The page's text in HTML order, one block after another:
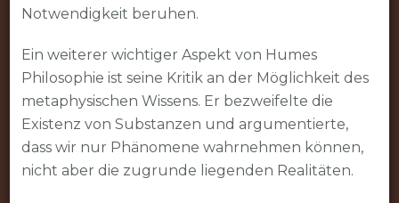
Notwendigkeit beruhen.
Ein weiterer wichtiger Aspekt von Humes
Philosophie ist seine Kritik an der Möglichkeit des
metaphysischen Wissens. Er bezweifelte die
Existenz von Substanzen und argumentierte,
dass wir nur Phänomene wahrnehmen können,
nicht aber die zugrunde liegenden Realitäten.